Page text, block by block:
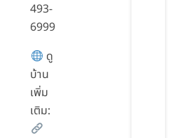
493-
6999
ดู
บ้าน
เพิ่ม
เติม: